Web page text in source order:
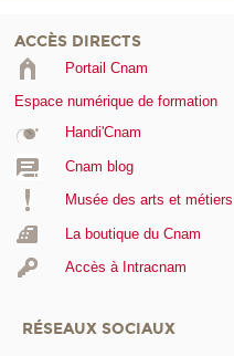
ACCÈS DIRECTS
Portail Cnam
Espace numérique de formation
Handi'Cnam
Cnam blog
Musée des arts et métiers
La boutique du Cnam
Accès à Intracnam
RÉSEAUX SOCIAUX